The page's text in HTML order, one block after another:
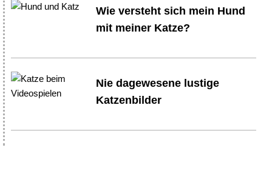
Wie versteht sich mein Hund
mit meiner Katze?
Nie dagewesene lustige
Katzenbilder